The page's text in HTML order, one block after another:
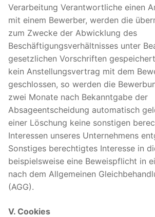
Verarbeitung Verantwortliche einen
mit einem Bewerber, werden die
zum Zwecke der Abwicklung des
Beschäftigungsverhältnisses unter
gesetzlichen Vorschriften
kein Anstellungsvertrag mit dem
geschlossen, so werden die
zwei Monate nach Bekanntgabe der
Absageentscheidung automatisch
einer Löschung keine sonstigen
Interessen unseres Unternehmens
Sonstiges berechtigtes Interesse in
beispielsweise eine Beweispflicht in
nach dem Allgemeinen
(AGG).
V. Cookies